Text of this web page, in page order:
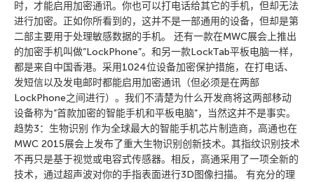
时，才能启用加密通讯。你也可以打电话给其它的手机，但却无法
进行加密。正如你所看到的，这并不是一部通用的设备，但却是第
二部主要用于处理敏感数据的手机。 还有一款在MWC展会上推出
的加密手机叫做”LockPhone”。和另一款LockTab平板电脑一样，
都是来自中国香港。采用1024位设备加密保护措施，在打电话、
发短信以及发电邮时都能启用加密通讯（但必须是在两部
LockPhone之间进行）。我们不清楚为什么开发商将这两部移动
设备称为”首款加密的智能手机和平板电脑”，当然这并不是事实。
趋势3：生物识别 作为全球最大的智能手机芯片制造商，高通也在
MWC 2015展会上发布了重大生物识别创新技术。其指纹识别技术
不再只是基于视觉或电容式传感器。相反，高通采用了一项全新的
技术，通过超声波对你的手指表面进行3D图像扫描。 有充分的理